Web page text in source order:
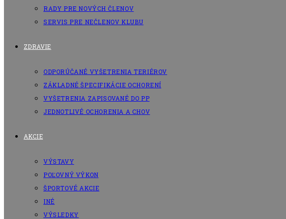
RADY PRE NOVÝCH ČLENOV
SERVIS PRE NEČLENOV KLUBU
ZDRAVIE
ODPORÚČANÉ VYŠETRENIA TERIÉROV
ZÁKLADNÉ ŠPECIFIKÁCIE OCHORENÍ
VYŠETRENIA ZAPISOVANÉ DO PP
JEDNOTLIVÉ OCHORENIA A CHOV
AKCIE
VÝSTAVY
POĽOVNÝ VÝKON
ŠPORTOVÉ AKCIE
INÉ
VÝSLEDKY